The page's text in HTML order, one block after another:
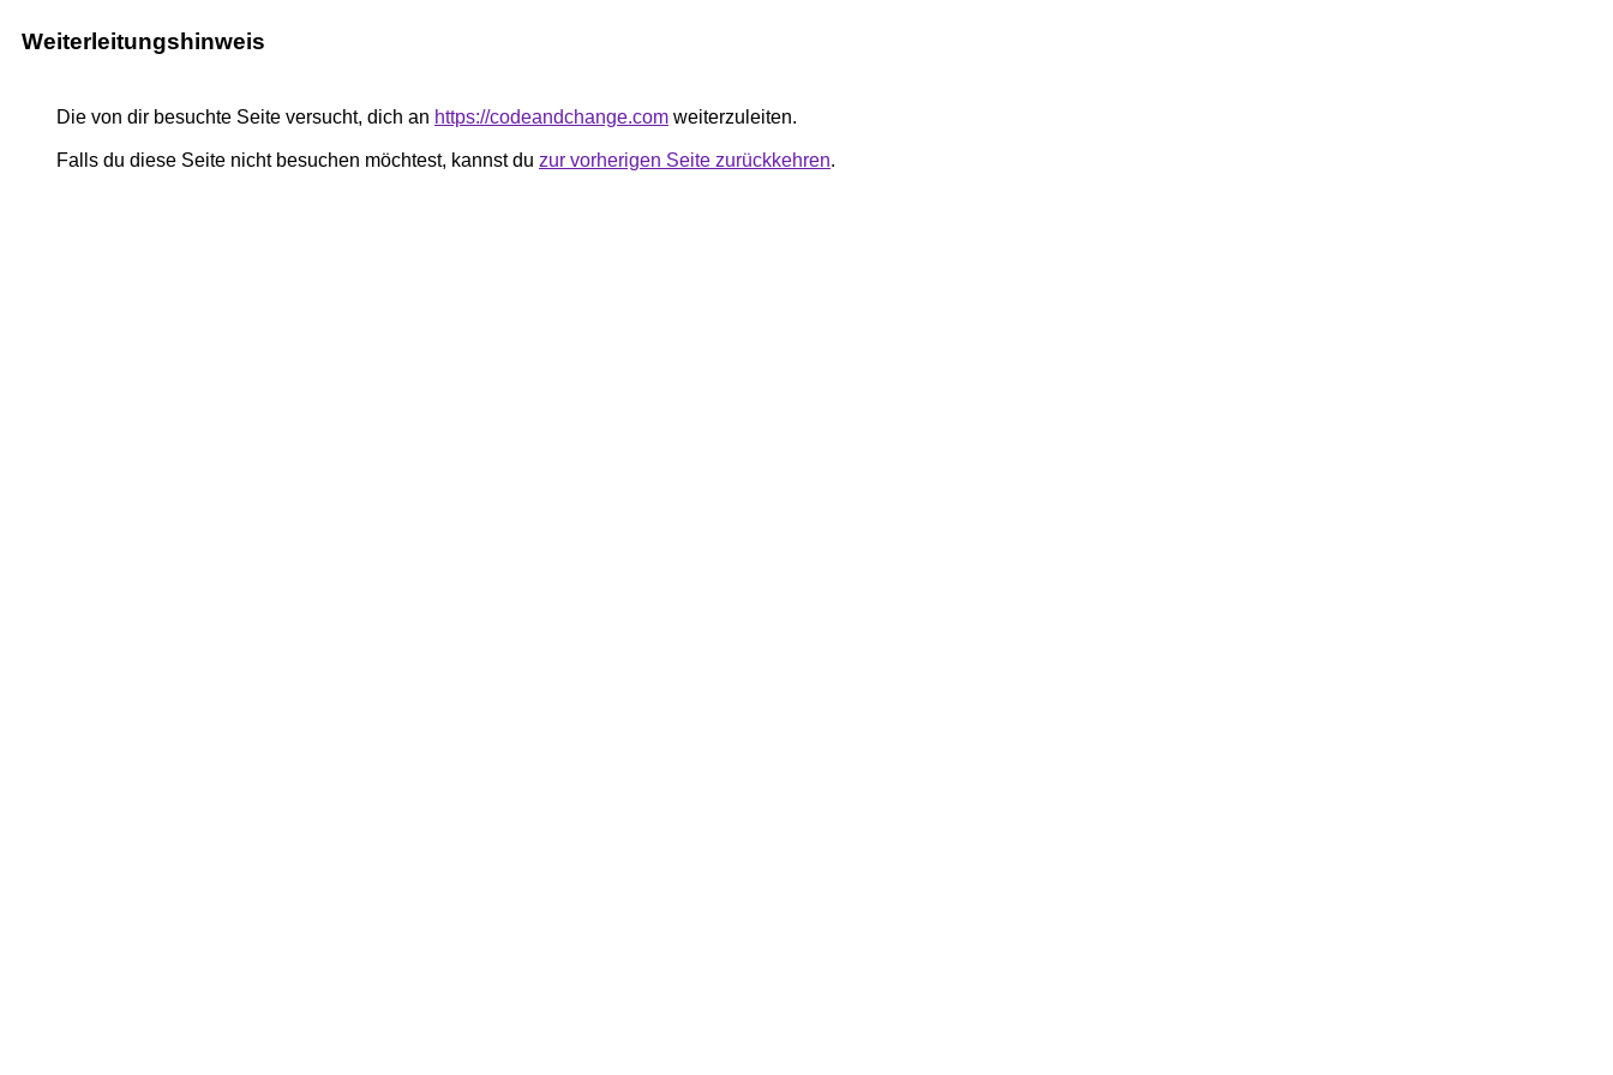
Weiterleitungshinweis
Die von dir besuchte Seite versucht, dich an https://codeandchange.com weiterzuleiten.
Falls du diese Seite nicht besuchen möchtest, kannst du zur vorherigen Seite zurückkehren.